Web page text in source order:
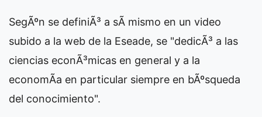
SegÃºn se definiÃ³ a sÃ­ mismo en un video
subido a la web de la Eseade, se "dedicÃ³ a las
ciencias econÃ³micas en general y a la
economÃ­a en particular siempre en bÃºsqueda
del conocimiento".